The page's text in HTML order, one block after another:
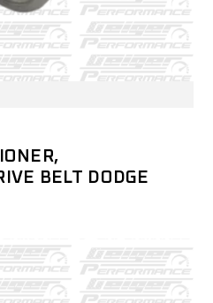
BELT DODGE